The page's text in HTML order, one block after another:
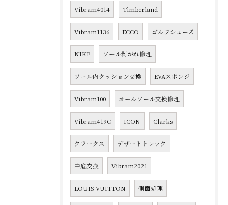
Vibram4014 Timberland
Vibram1136 ECCO ゴルフシューズ
NIKE ソール剥がれ修理
ソール内クッション交換 EVAスポンジ
Vibram100 オールソール交換修理
Vibram419C ICON Clarks
クラークス デザートトレック
中底交換 Vibram2021
LOUIS VUITTON 側面処理